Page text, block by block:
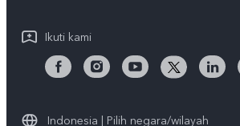
Unduh LUT untuk Memulihkan Log
Ikuti kami
Indonesia | Pilih negara/wilayah